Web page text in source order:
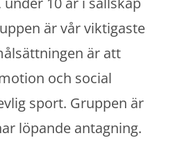
är vår viktigaste
är att
och social
sport. Gruppen är
löpande antagning.